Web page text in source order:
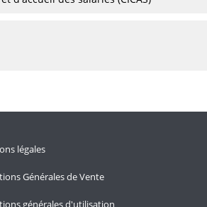
légales
Générales de Vente